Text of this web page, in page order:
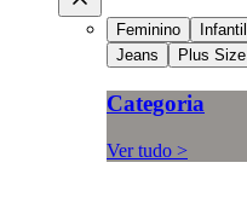
Feminino Infantil
Jeans
Plus Size
Categoria
Ver tudo >